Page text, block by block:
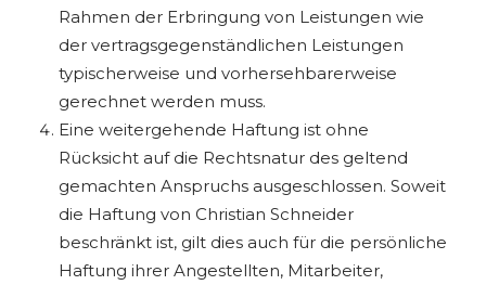
Rahmen der Erbringung von Leistungen wie
der vertragsgegenständlichen Leistungen
typischerweise und vorhersehbarerweise
gerechnet werden muss.
Eine weitergehende Haftung ist ohne
Rücksicht auf die Rechtsnatur des geltend
gemachten Anspruchs ausgeschlossen. Soweit
die Haftung von Christian Schneider
beschränkt ist, gilt dies auch für die persönliche
Haftung ihrer Angestellten, Mitarbeiter,